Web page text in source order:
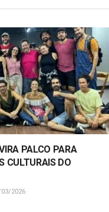
PALCO PARA
CULTURAIS DO
2026